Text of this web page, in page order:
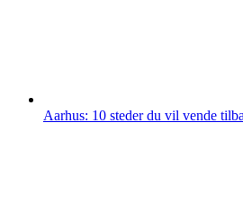
Aarhus: 10 steder du vil vende